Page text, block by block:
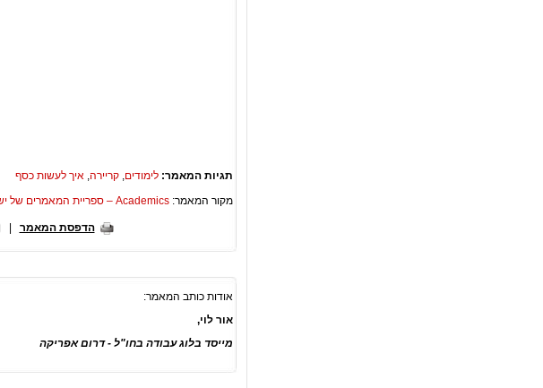
תגיות המאמר: לימודים, קריירה, איך לעשות כסף
מקור המאמר: Academics – ספריית המאמרים של ישראל
הדפסת המאמר
אודות כותב המאמר:
אור לוי,
מייסד בלוג עבודה בחו"ל - דרום אפריקה